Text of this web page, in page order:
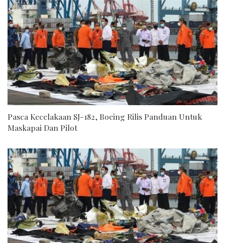
Pasca Kecelakaan SJ-182, Boeing Rilis Panduan Untuk
Maskapai Dan Pilot